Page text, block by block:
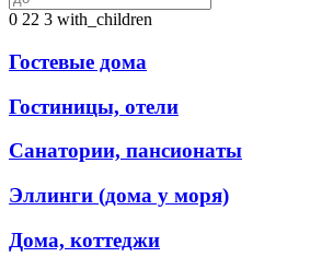
0 22 3 with_children
Гостевые дома
Гостиницы, отели
Санатории, пансионаты
Эллинги (дома у моря)
Дома, коттеджи